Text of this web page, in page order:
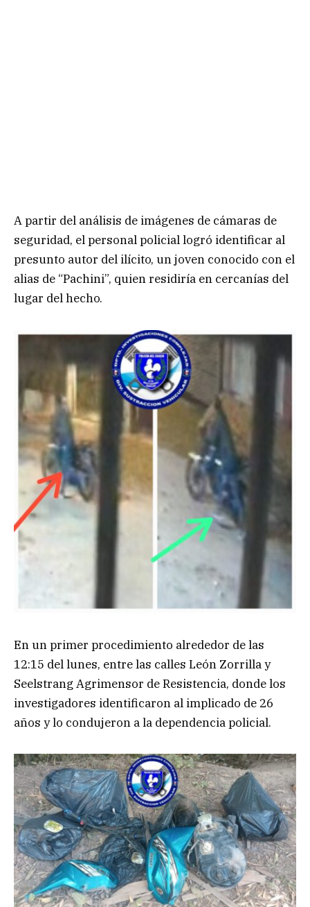
A partir del análisis de imágenes de cámaras de
seguridad, el personal policial logró identificar al
presunto autor del ilícito, un joven conocido con el
alias de “Pachini”, quien residiría en cercanías del
lugar del hecho.
En un primer procedimiento alrededor de las
12:15 del lunes, entre las calles León Zorrilla y
Seelstrang Agrimensor de Resistencia, donde los
investigadores identificaron al implicado de 26
años y lo condujeron a la dependencia policial.